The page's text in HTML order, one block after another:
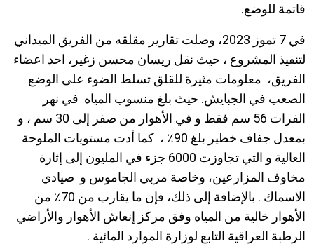
قاتمة للوضع.
في 7 تموز 2023، وصلت تقارير مقلقه من الفريق الميداني
لتنفيذ المشروع ، حيث نقل ريسان محسن زغير، احد اعضاء
الفريق، معلومات مثيرة للقلق تسلط الضوء على الوضع
الصعب في الجبايش. حيث بلغ منسوب المياه في نهر
الفرات 56 سم فقط و في الأهوار من صفر إلى 30 سم ، و
بمعدل جفاف خطير بلغ 90٪ ، كما أدت مستويات الملوحة
العالية و التي تجاوزت 6000 جزء في المليون إلى إثارة
مخاوف المزارعين، وخاصة مربي الجاموس و صيادي
الاسماك . بالإضافة إلى ذلك، فإن ما يقارب من 70٪ من
الأهوار خالية من المياه وفق مركز إنعاش الأهوار والأراضي
الرطبة العراقية التابع لوزارة الموارد المائية .